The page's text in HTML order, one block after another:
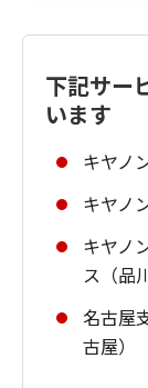
下記サー
います
キヤノ
キヤノ
キヤノ
ス（品
名古屋
古屋）